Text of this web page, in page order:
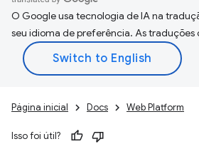
O Google usa tecnologia de IA na
seu idioma de preferência. As traduções
Página inicial Docs Web Platform
Isso foi útil?